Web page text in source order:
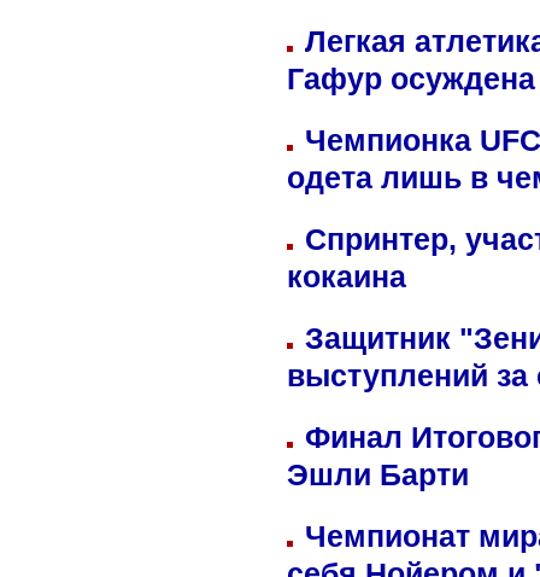
Легкая
Гафур осуждена
Чемпионка
одета лишь в
Спринтер,
кокаина
Защитник
выступлений
Финал
Эшли Барти
Чемпионат